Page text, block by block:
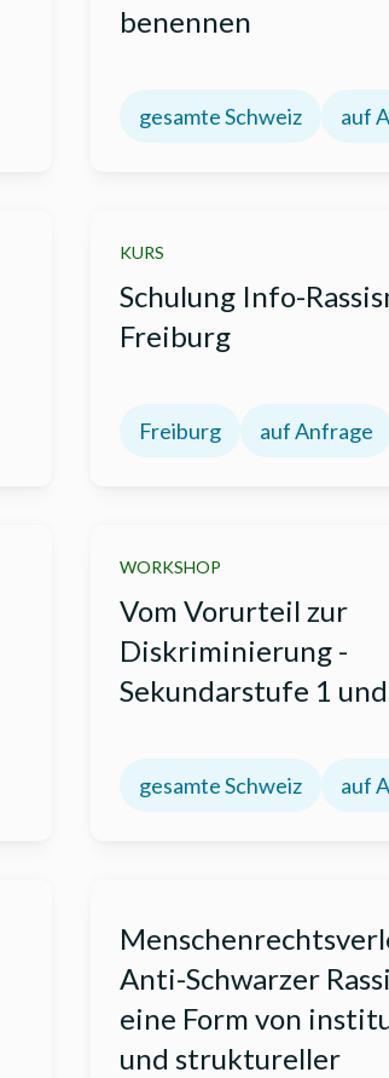
benennen
gesamte Schweiz auf
KURS
Schulung Info-
Freiburg
Freiburg auf Anfrage
WORKSHOP
Vom Vorurteil zur
Diskriminierung -
Sekundarstufe 1
gesamte Schweiz auf
Anti-Schwarzer
eine Form von
und struktureller